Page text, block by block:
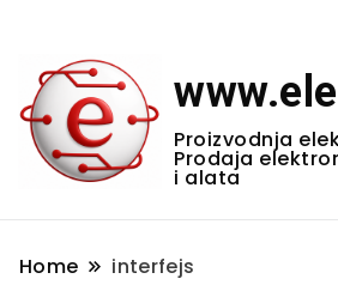
Proizvodnja
Prodaja
i alata
Home interfejs